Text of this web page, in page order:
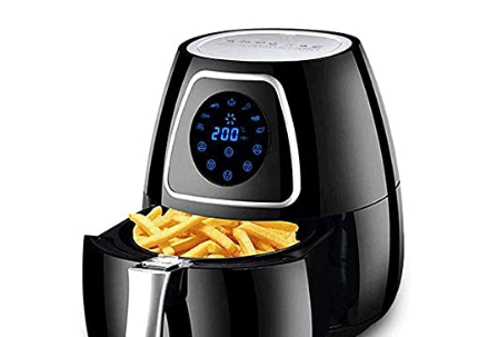
Presets For Air Frying
Roasting Baking & Broiling
1300W Air Cooker W/LED
Touch Screen Comfortable
anniversary